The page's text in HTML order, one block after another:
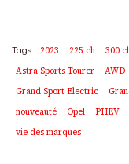
Tags: 2023 225 ch 300
Astra Sports Tourer
AWD
Grand Sport Electric
nouveauté
Opel PHEV
vie des marques